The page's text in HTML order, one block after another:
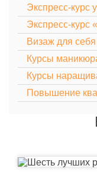
Экспресс-курс
Экспресс-
Визаж для себя
Курсы
Курсы
Повышение